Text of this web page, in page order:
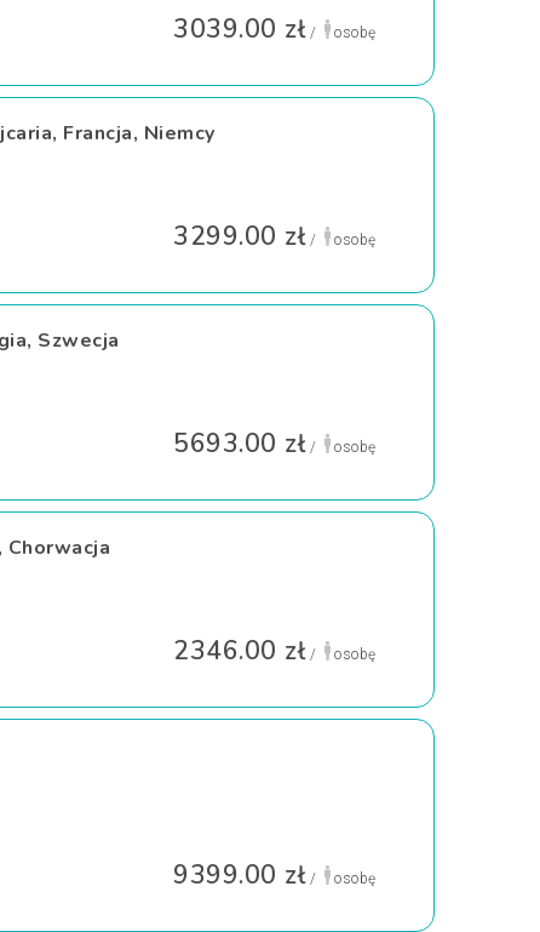
3039.00 zł/ osobę
Francja, Niemcy
3299.00 zł/ osobę
Szwecja
5693.00 zł/ osobę
Chorwacja
2346.00 zł/ osobę
9399.00 zł/ osobę